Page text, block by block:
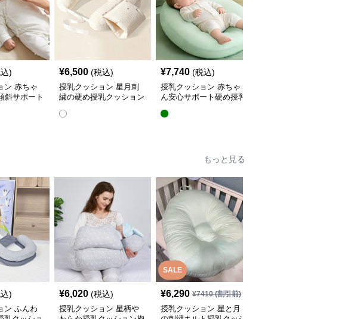
)
ン 赤ちゃ
斜サポート
¥6,500 (税込)
授乳クッション 星月刺
繍の硬め授乳クッション
¥7,740 (税込)
授乳クッション 赤ちゃ
ん安心サポート硬め授乳
もっと見る
)
ン ふんわ
¥6,020 (税込)
授乳クッション 星柄や
SALE
¥6,290 ¥7410(割引前)
授乳クッション 星と月